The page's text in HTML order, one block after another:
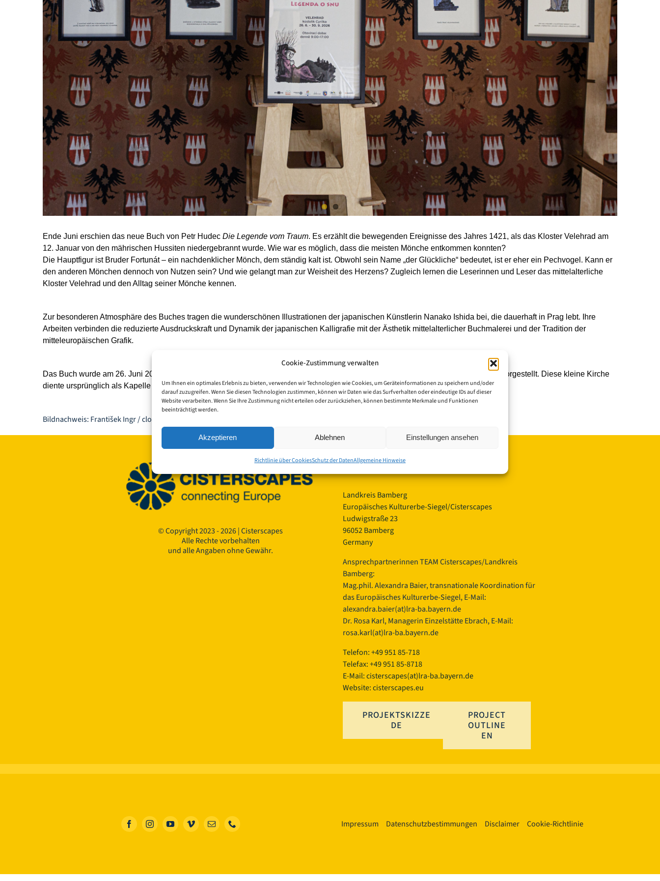
Cookie-Zustimmung verwalten
Um Ihnen ein optimales Erlebnis zu bieten, verwenden wir Technologien wie Cookies, um Geräteinformationen zu speichern und/oder
darauf zuzugreifen. Wenn Sie diesen Technologien zustimmen, können wir Daten wie das Surfverhalten oder eindeutige IDs auf dieser
Website verarbeiten. Wenn Sie Ihre Zustimmung nicht erteilen oder zurückziehen, können bestimmte Merkmale und Funktionen
beeinträchtigt werden.
Akzeptieren Ablehnen Einstellungen ansehen
Richtlinie über CookiesSchutz der DatenAllgemeine Hinweise
Ende Juni erschien das neue Buch von Petr Hudec Die Legende vom Traum. Es erzählt die bewegenden Ereignisse des Jahres 1421, als das Kloster Velehrad am
12. Januar von den mährischen Hussiten niedergebrannt wurde. Wie war es möglich, dass die meisten Mönche entkommen konnten?
Die Hauptfigur ist Bruder Fortunát – ein nachdenklicher Mönch, dem ständig kalt ist. Obwohl sein Name „der Glückliche“ bedeutet, ist er eher ein Pechvogel. Kann er
den anderen Mönchen dennoch von Nutzen sein? Und wie gelangt man zur Weisheit des Herzens? Zugleich lernen die Leserinnen und Leser das mittelalterliche
Kloster Velehrad und den Alltag seiner Mönche kennen.
Zur besonderen Atmosphäre des Buches tragen die wunderschönen Illustrationen der japanischen Künstlerin Nanako Ishida bei, die dauerhaft in Prag lebt. Ihre
Arbeiten verbinden die reduzierte Ausdruckskraft und Dynamik der japanischen Kalligrafie mit der Ästhetik mittelalterlicher Buchmalerei und der Tradition der
mitteleuropäischen Grafik.
Das Buch wurde am 26. Juni 2026 im Rahmen der Eröffnung der Ausstellung seiner Illustrationen in der Kirche „Cyrilka“ in Velehrad vorgestellt. Diese kleine Kirche
diente ursprünglich als Kapelle vor dem Klostertor. Die Ausstellung kann täglich bis Ende September besichtigt werden.
Bildnachweis: František Ingr / clovekavira.cz
© Copyright 2023 - 2026 | Cisterscapes
Alle Rechte vorbehalten
und alle Angaben ohne Gewähr.
Kontakt:
Landkreis Bamberg
Europäisches Kulturerbe-Siegel/Cisterscapes
Ludwigstraße 23
96052 Bamberg
Germany
Ansprechpartnerinnen TEAM Cisterscapes/Landkreis
Bamberg:
Mag.phil. Alexandra Baier, transnationale Koordination für
das Europäisches Kulturerbe-Siegel, E-Mail:
alexandra.baier(at)lra-ba.bayern.de
Dr. Rosa Karl, Managerin Einzelstätte Ebrach, E-Mail:
rosa.karl(at)lra-ba.bayern.de
Telefon: +49 951 85-718
Telefax: +49 951 85-8718
E-Mail:cisterscapes(at)lra-ba.bayern.de
Website: cisterscapes.eu
PROJEKTSKIZZE
DE
PROJECT
OUTLINE
EN
Impressum Datenschutzbestimmungen Disclaimer Cookie-Richtlinie